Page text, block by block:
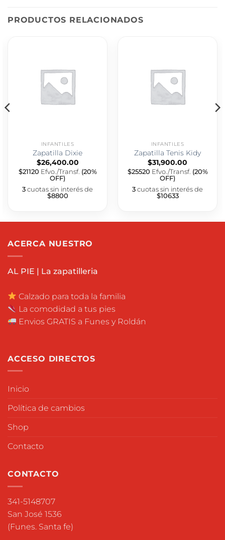
PRODUCTOS RELACIONADOS
INFANTILES
Zapatilla Dixie
$26,400.00
$21120 Efvo./Transf. (20%
OFF)
3cuotas sin interés de
$8800
INFANTILES
Zapatilla Tenis Kidy
$31,900.00
$25520 Efvo./Transf. (20%
OFF)
3cuotas sin interés de
$10633
ACERCA NUESTRO
AL PIE | La zapatilleria
Calzado para toda la familia
La comodidad a tus pies
Envios GRATIS a Funes y Roldán
ACCESO DIRECTOS
Inicio
Política de cambios
Shop
Contacto
CONTACTO
341-5148707
San José 1536
(Funes. Santa fe)